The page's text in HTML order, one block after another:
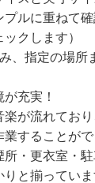
プルに重ねて
クします）
、指定の場所
充実！
が流れており
することがで
・更衣室・駐
と揃っていま